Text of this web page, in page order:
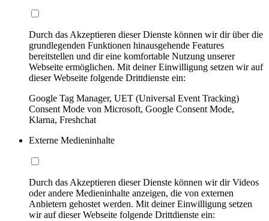
Durch das Akzeptieren dieser Dienste können wir dir über die
grundlegenden Funktionen hinausgehende Features
bereitstellen und dir eine komfortable Nutzung unserer
Webseite ermöglichen. Mit deiner Einwilligung setzen wir auf
dieser Webseite folgende Drittdienste ein:
Google Tag Manager, UET (Universal Event Tracking)
Consent Mode von Microsoft, Google Consent Mode,
Klarna, Freshchat
Externe Medieninhalte
Durch das Akzeptieren dieser Dienste können wir dir Videos
oder andere Medieninhalte anzeigen, die von externen
Anbietern gehostet werden. Mit deiner Einwilligung setzen
wir auf dieser Webseite folgende Drittdienste ein: